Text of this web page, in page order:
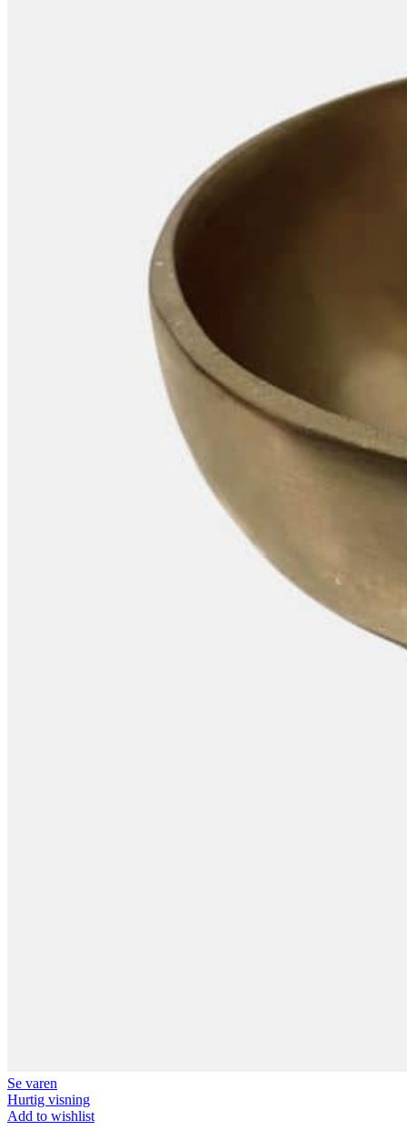
Se varen
Hurtig visning
Add to wishlist